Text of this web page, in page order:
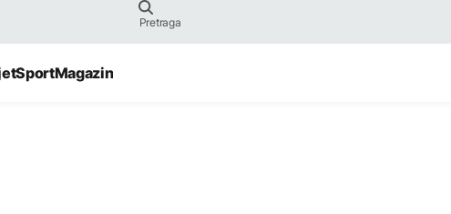
SportMagazin